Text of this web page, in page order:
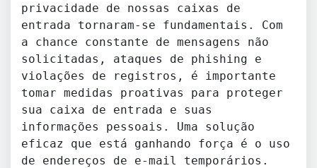
privacidade de nossas caixas de
entrada tornaram-se fundamentais. Com
a chance constante de mensagens não
solicitadas, ataques de phishing e
violações de registros, é importante
tomar medidas proativas para proteger
sua caixa de entrada e suas
informações pessoais. Uma solução
eficaz que está ganhando força é o uso
de endereços de e-mail temporários.